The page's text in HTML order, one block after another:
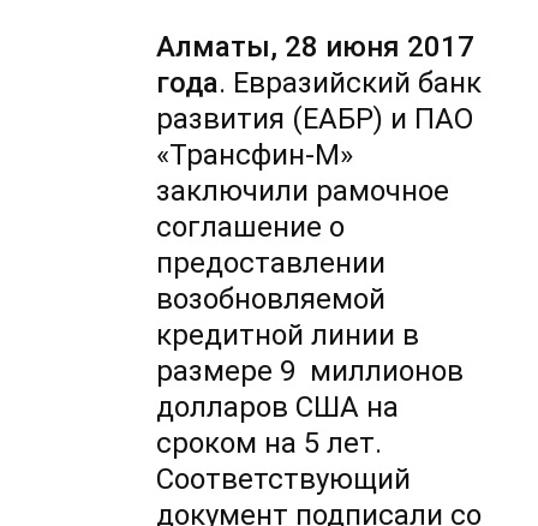
Алматы, 28 июня 2017
года. Евразийский банк
развития (ЕАБР) и ПАО
«Трансфин-М»
заключили рамочное
соглашение о
предоставлении
возобновляемой
кредитной линии в
размере 9 миллионов
долларов США на
сроком на 5 лет.
Соответствующий
документ подписали со